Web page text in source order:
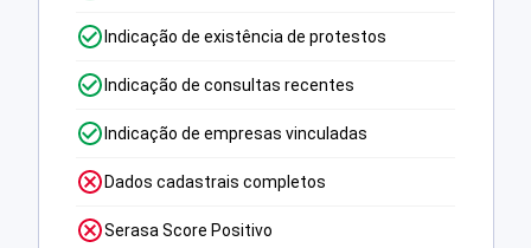
Indicação de existência de protestos
Indicação de consultas recentes
Indicação de empresas vinculadas
Dados cadastrais completos
Serasa Score Positivo